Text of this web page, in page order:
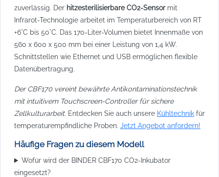
zuverlässig. Der hitzesterilisierbare CO2-Sensormit
Infrarot-Technologie arbeitet im Temperaturbereich von RT
+6°C bis 50°C. Das 170-Liter-Volumen bietet Innenmaße von
560 x 600 x 500 mm bei einer Leistung von 1,4 kW.
Schnittstellen wie Ethernet und USB ermöglichen flexible
Datenübertragung.
Der CBF170 vereint bewährte Antikontaminationstechnik
mit intuitivem Touchscreen-Controller für sichere
Zellkulturarbeit. Entdecken Sie auch unsere Kühltechnik für
temperaturempfindliche Proben. Jetzt Angebot anfordern!
Häufige Fragen zu diesem Modell
Wofür wird der BINDER CBF170 CO2-Inkubator
eingesetzt?